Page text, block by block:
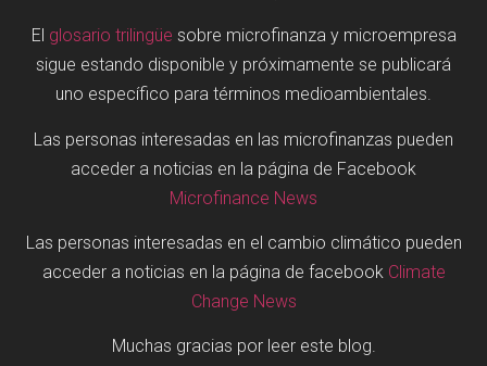
El glosario trilingüe sobre microfinanza y microempresa
sigue estando disponible y próximamente se publicará
uno específico para términos medioambientales.
Las personas interesadas en las microfinanzas pueden
acceder a noticias en la página de Facebook
Microfinance News
Las personas interesadas en el cambio climático pueden
acceder a noticias en la página de facebook Climate
Change News
Muchas gracias por leer este blog.